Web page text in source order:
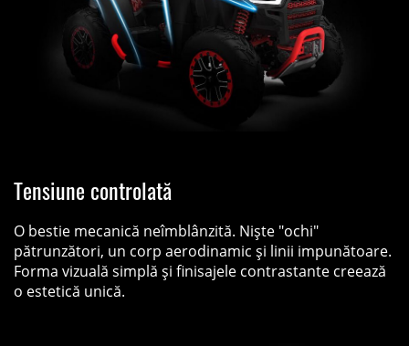
Tensiune controlată
O bestie mecanică neîmblânzită. Niște "ochi"
pătrunzători, un corp aerodinamic și linii impunătoare.
Forma vizuală simplă și finisajele contrastante creează
o estetică unică.